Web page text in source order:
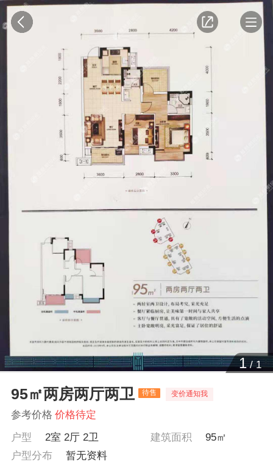
1/1
95㎡两房两厅两卫 待售 变价通知我
参考价格 价格待定
户型
2室 2厅 2卫 建筑面积
95㎡
户型分布
暂无资料